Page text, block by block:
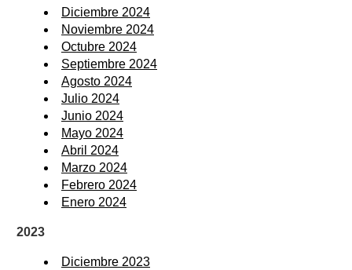
Diciembre 2024
Noviembre 2024
Octubre 2024
Septiembre 2024
Agosto 2024
Julio 2024
Junio 2024
Mayo 2024
Abril 2024
Marzo 2024
Febrero 2024
Enero 2024
2023
Diciembre 2023